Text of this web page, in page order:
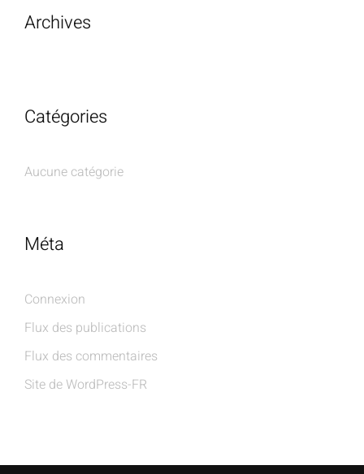
Archives
Catégories
Aucune catégorie
Méta
Connexion
Flux des publications
Flux des commentaires
Site de WordPress-FR